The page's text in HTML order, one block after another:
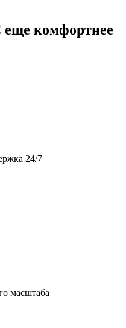
еще комфортнее
24/7
масштаба